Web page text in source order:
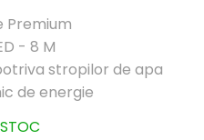
Premium
- 8 M
stropilor de apa
de energie